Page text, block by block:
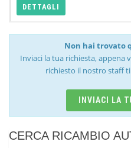
DETTAGLI
Non hai trovato
Inviaci la tua richiesta, appena
richiesto il nostro staff
INVIACI LA
CERCA RICAMBIO